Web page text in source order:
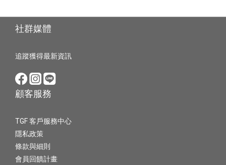
社群媒體
追蹤獲得最新資訊
顧客服務
TGF 客戶服務中心
隱私政策
條款與細則
會員回饋計畫